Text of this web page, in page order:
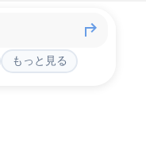
もっと見る